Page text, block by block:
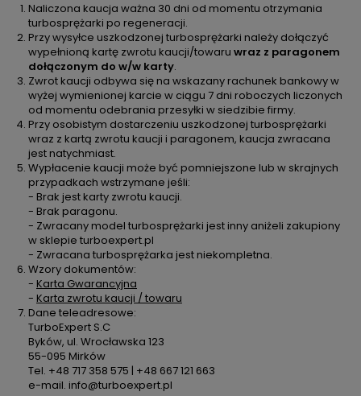
Naliczona kaucja ważna 30 dni od momentu otrzymania
turbosprężarki po regeneracji.
Przy wysyłce uszkodzonej turbosprężarki należy dołączyć
wypełnioną kartę zwrotu kaucji/towaru wraz z paragonem
dołączonym do w/w karty.
Zwrot kaucji odbywa się na wskazany rachunek bankowy w
wyżej wymienionej karcie w ciągu 7 dni roboczych liczonych
od momentu odebrania przesyłki w siedzibie firmy.
Przy osobistym dostarczeniu uszkodzonej turbosprężarki
wraz z kartą zwrotu kaucji i paragonem, kaucja zwracana
jest natychmiast.
Wypłacenie kaucji może być pomniejszone lub w skrajnych
przypadkach wstrzymane jeśli:
- Brak jest karty zwrotu kaucji.
- Brak paragonu.
- Zwracany model turbosprężarki jest inny aniżeli zakupiony
w sklepie turboexpert.pl
- Zwracana turbosprężarka jest niekompletna.
Wzory dokumentów:
- Karta Gwarancyjna
- Karta zwrotu kaucji / towaru
Dane teleadresowe:
TurboExpert S.C
Byków, ul. Wrocławska 123
55-095 Mirków
Tel. +48 717 358 575 | +48 667 121 663
e-mail. info@turboexpert.pl